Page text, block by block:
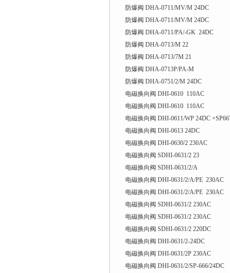
防爆阀 DHA-0711/MV/M 24DC
防爆阀 DHA-0711/MV/M 24DC
防爆阀 DHA-0711/PA/-GK 24DC
防爆阀 DHA-0713/M 22
防爆阀 DHA-0713/7M 21
防爆阀 DHA-0713P/PA-M
防爆阀 DHA-0751/2/M 24DC
电磁换向阀 DHI-0610 110AC
电磁换向阀 DHI-0610 110AC
电磁换向阀 DHI-0611/WP 24DC
电磁换向阀 DHI-0613 24DC
电磁换向阀 DHI-0630/2 230AC
电磁换向阀 SDHI-0631/2 23
电磁换向阀 SDHI-0631/2/A
电磁换向阀 DHI-0631/2/A/PE 230AC
电磁换向阀 DHI-0631/2/A/PE 230AC
电磁换向阀 SDHI-0631/2 230AC
电磁换向阀 SDHI-0631/2 230AC
电磁换向阀 SDHI-0631/2 220DC
电磁换向阀 DHI-0631/2-24DC
电磁换向阀 DHI-0631/2P 230AC
电磁换向阀 DHI-0631/2/SP-666/24DC